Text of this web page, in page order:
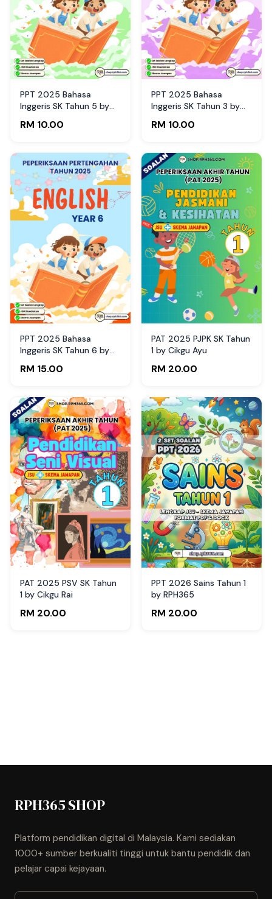
PPT 2025 Bahasa
Inggeris SK Tahun 5 by
RM 10.00
PPT 2025 Bahasa
Inggeris SK Tahun 3 by
Murid)
RM 10.00
PPT 2025 Bahasa
Inggeris SK Tahun 6 by
RM 15.00
PAT 2025 PJPK SK Tahun
1 by Cikgu Ayu
RM 20.00
PAT 2025 PSV SK Tahun
1 by Cikgu Rai
RM 20.00
PPT 2026 Sains Tahun 1
by RPH365
RM 20.00
RPH365 SHOP
Platform pendidikan digital di Malaysia. Kami sediakan
1000+ sumber berkualiti tinggi untuk bantu pendidik dan
pelajar capai kejayaan.